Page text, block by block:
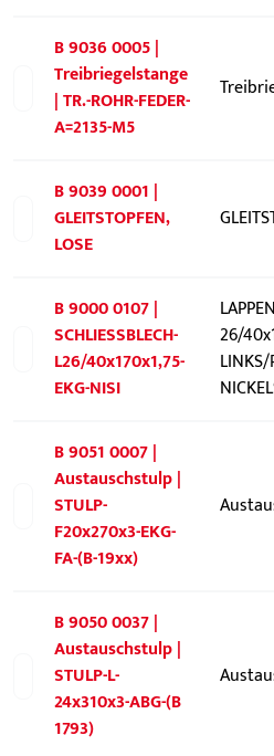
B 9036 0005 |
Treibriegelstange
| TR.-ROHR-FEDER-
A=2135-M5
B 9039 0001 |
GLEITSTOPFEN,
LOSE
B 9000 0107 |
SCHLIESSBLECH-
L26/40x170x1,75-
EKG-NISI
26/
LINKS/
B 9051 0007 |
Austauschstulp |
STULP-
F20x270x3-EKG-
FA-(B-19xx)
B 9050 0037 |
Austauschstulp |
STULP-L-
24x310x3-ABG-(B
1793)